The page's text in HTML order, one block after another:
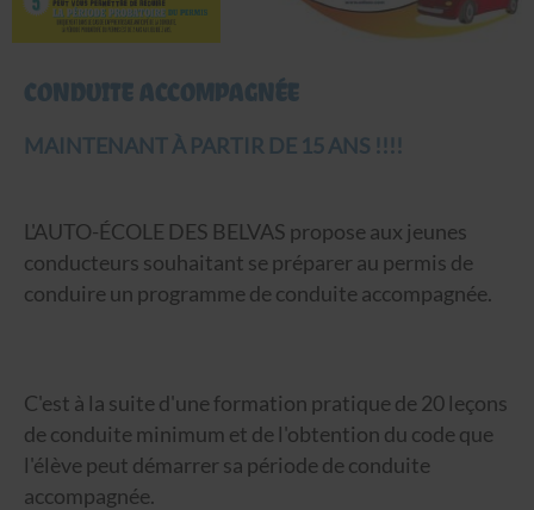
CONDUITE ACCOMPAGNÉE
MAINTENANT À PARTIR DE 15 ANS !!!!
L'AUTO-ÉCOLE DES BELVAS propose aux jeunes
conducteurs souhaitant se préparer au permis de
conduire un programme de conduite accompagnée.
C'est à la suite d'une formation pratique de 20 leçons
de conduite minimum et de l'obtention du code que
l'élève peut démarrer sa période de conduite
accompagnée.